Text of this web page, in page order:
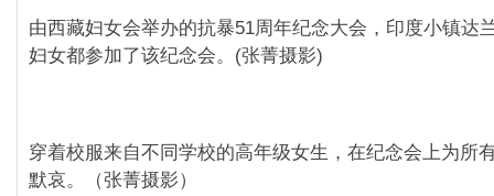
由西藏妇女会举办的抗暴51周年纪念大会，印度小镇达
妇女都参加了该纪念会。(张菁摄影)
穿着校服来自不同学校的高年级女生，在纪念会上为所
默哀。（张菁摄影）